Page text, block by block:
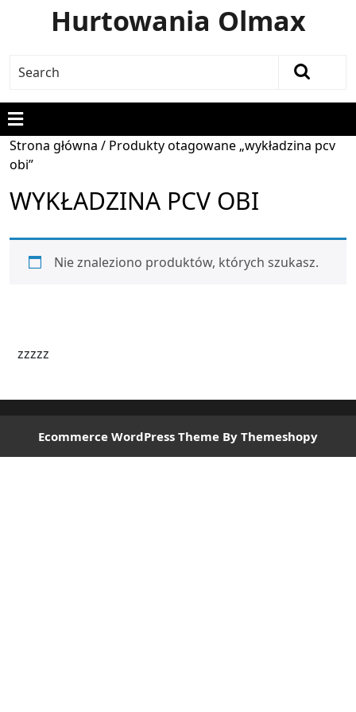
Hurtowania Olmax
Strona główna / Produkty otagowane „wykładzina pcv
obi”
WYKŁADZINA PCV OBI
Nie znaleziono produktów, których szukasz.
zzzzz
Ecommerce WordPress Theme By Themeshopy